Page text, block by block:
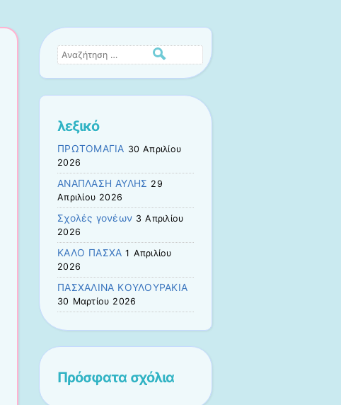
Αναζήτηση
λεξικό
ΠΡΩΤΟΜΑΓΙΑ 30 Απριλίου
2026
ΑΝΑΠΛΑΣΗ ΑΥΛΗΣ 29
Απριλίου 2026
Σχολές γονέων 3 Απριλίου
2026
ΚΑΛΟ ΠΑΣΧΑ 1 Απριλίου
2026
ΠΑΣΧΑΛΙΝΑ ΚΟΥΛΟΥΡΑΚΙΑ
30 Μαρτίου 2026
Πρόσφατα σχόλια